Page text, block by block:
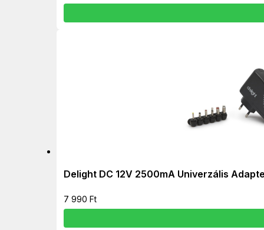
Delight DC 12V 2500mA Univerzális
7 990 Ft